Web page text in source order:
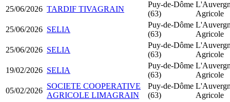
25/06/2026 TARDIF TIVAGRAIN
Puy-de-Dôme
(63)
Agricole
25/06/2026 SELIA
Puy-de-Dôme
(63)
Agricole
25/06/2026 SELIA
Puy-de-Dôme
(63)
Agricole
19/02/2026 SELIA
Puy-de-Dôme
(63)
Agricole
05/02/2026
SOCIETE COOPERATIVE
AGRICOLE LIMAGRAIN
Puy-de-Dôme
(63)
Agricole